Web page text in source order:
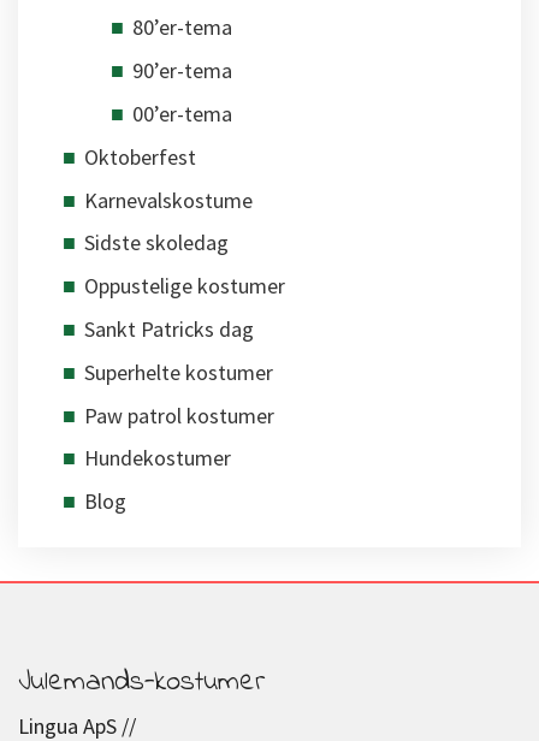
80’er-tema
90’er-tema
00’er-tema
Oktoberfest
Karnevalskostume
Sidste skoledag
Oppustelige kostumer
Sankt Patricks dag
Superhelte kostumer
Paw patrol kostumer
Hundekostumer
Blog
Julemands-kostumer
Lingua ApS //